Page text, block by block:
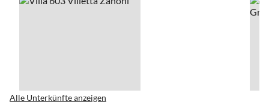
Alle Unterkünfte anzeigen